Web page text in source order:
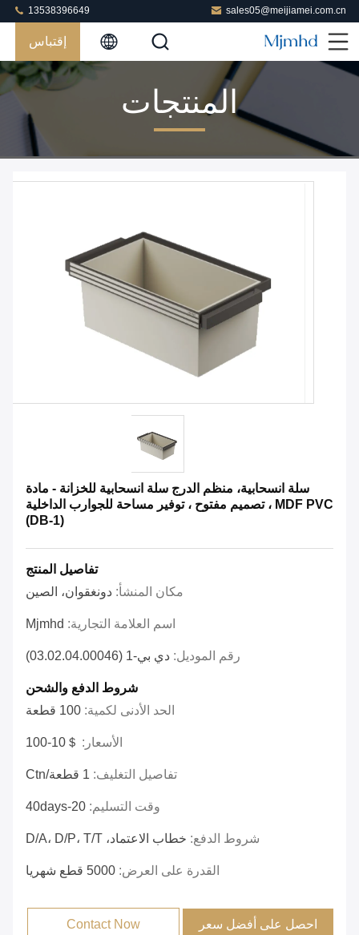
sales05@meijiamei.com.cn
13538396649
إقتباس
المنتجات
سلة انسحابية، منظم الدرج سلة انسحابية للخزانة - مادة
MDF PVC ، تصميم مفتوح ، توفير مساحة للجوارب الداخلية
(DB-1)
تفاصيل المنتج
مكان المنشأ: دونغقوان، الصين
اسم العلامة التجارية: Mjmhd
رقم الموديل: دي بي-1 (03.02.04.00046)
شروط الدفع والشحن
الحد الأدنى لكمية: 100 قطعة
الأسعار: ＄10-100
تفاصيل التغليف: 1 قطعة/ctn
وقت التسليم: 20-40days
شروط الدفع: خطاب الاعتماد، D/A، D/P، T/T
القدرة على العرض: 5000 قطع شهريا
احصل على أفضل سعر Contact Now